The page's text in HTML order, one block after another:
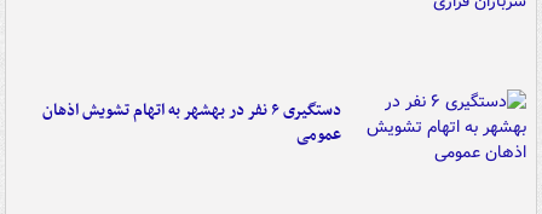
دستگیری ۶ نفر در بهشهر به اتهام تشویش اذهان
عمومی